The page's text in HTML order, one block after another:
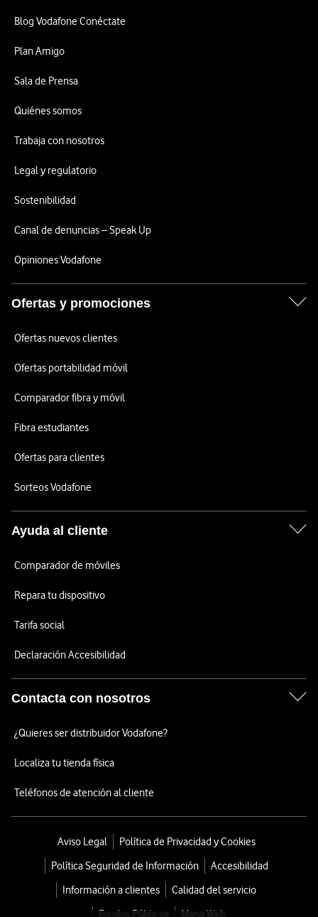
Blog Vodafone Conéctate
Plan Amigo
Sala de Prensa
Quiénes somos
Trabaja con nosotros
Legal y regulatorio
Sostenibilidad
Canal de denuncias – Speak Up
Opiniones Vodafone
Ofertas y promociones
Ofertas nuevos clientes
Ofertas portabilidad móvil
Comparador fibra y móvil
Fibra estudiantes
Ofertas para clientes
Sorteos Vodafone
Ayuda al cliente
Comparador de móviles
Repara tu dispositivo
Tarifa social
Declaración Accesibilidad
Contacta con nosotros
¿Quieres ser distribuidor Vodafone?
Localiza tu tienda física
Teléfonos de atención al cliente
Aviso Legal
Política de Privacidad y Cookies
Política Seguridad de Información
Accesibilidad
Información a clientes
Calidad del servicio
Fondos Públicos
Mapa Web